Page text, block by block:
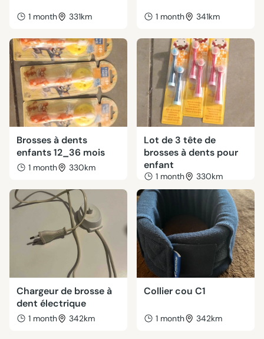
1 month 331km 1 month 341km
Brosses à dents
enfants 12_36 mois
1 month 330km
Lot de 3 tête de
brosses à dents pour
enfant
1 month 330km
Chargeur de brosse à
dent électrique
1 month 342km
Collier cou C1
1 month 342km